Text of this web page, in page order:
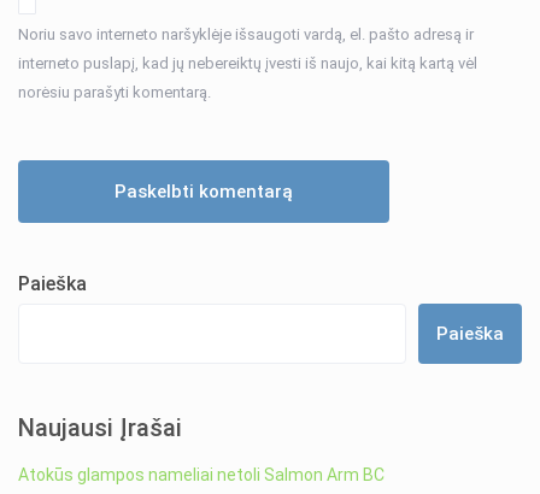
Noriu savo interneto naršyklėje išsaugoti vardą, el. pašto adresą ir
interneto puslapį, kad jų nebereiktų įvesti iš naujo, kai kitą kartą vėl
norėsiu parašyti komentarą.
Paieška
Paieška
Naujausi Įrašai
Atokūs glampos nameliai netoli Salmon Arm BC